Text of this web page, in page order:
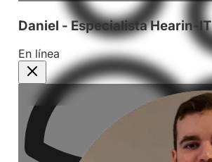
Daniel - Especialista Hearin-IT
En línea